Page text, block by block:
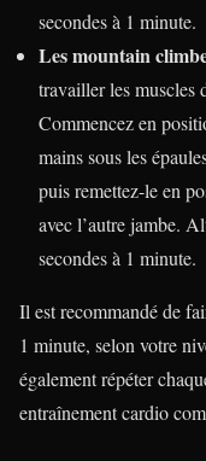
secondes à 1 minute.
Les mountain
travailler les muscles
Commencez en
mains sous les
puis remettez-le en
avec l’autre jambe.
secondes à 1 minute.
Il est recommandé de
1 minute, selon votre
également répéter
entraînement cardio